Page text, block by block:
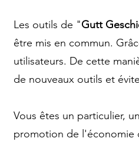
Les outils de "Gutt
être mis en commun.
utilisateurs. De cette
de nouveaux outils et
Vous êtes un particulier,
promotion de l'économie